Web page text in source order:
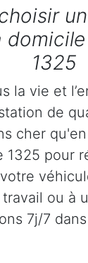
1325
la vie et
de
cher
1325 pour
ou à
7j/7